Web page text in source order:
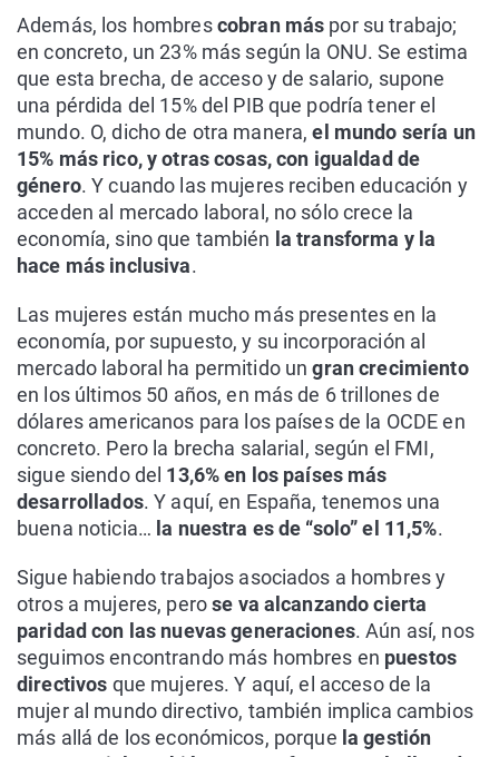
Además, los hombrescobran más por su trabajo;
en concreto, un 23% más según la ONU. Se estima
que esta brecha, de acceso y de salario, supone
una pérdida del 15% del PIB que podría tener el
mundo. O, dicho de otra manera,el mundo sería un
15% más rico, y otras cosas, con igualdad de
género. Y cuando las mujeres reciben educación y
acceden al mercado laboral, no sólo crece la
economía, sino que también la transforma y la
hace más inclusiva.
Las mujeres están mucho más presentes en la
economía, por supuesto, y su incorporación al
mercado laboral ha permitido un gran crecimiento
en los últimos 50 años, en más de 6 trillones de
dólares americanos para los países de la OCDE en
concreto. Pero la brecha salarial, según el FMI,
sigue siendo del 13,6% en los países más
desarrollados. Y aquí, en España, tenemos una
buena noticia… la nuestra es de “solo” el 11,5%.
Sigue habiendo trabajos asociados a hombres y
otros a mujeres, perose va alcanzando cierta
paridad con las nuevas generaciones. Aún así, nos
seguimos encontrando más hombres en puestos
directivos que mujeres. Y aquí, el acceso de la
mujer al mundo directivo, también implica cambios
más allá de los económicos, porque la gestión